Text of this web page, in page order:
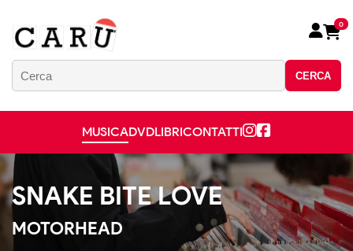
CERCA
0
MUSICADVDLIBRICONTATTI
SNAKE BITE LOVE
MOTORHEAD